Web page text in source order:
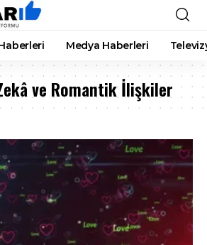
Medya Haberleri
ve Romantik İlişkiler